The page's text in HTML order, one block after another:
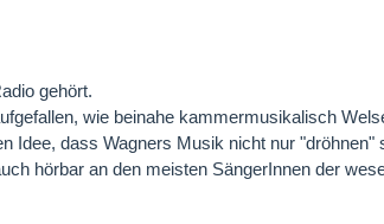
gehört.
wie beinahe kammermusikalisch
Idee, dass Wagners Musik nicht nur
hörbar an den meisten SängerInnen der